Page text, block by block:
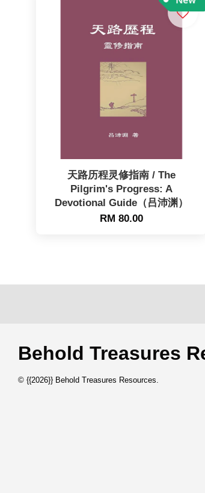
天路历程灵修指南 / The
Pilgrim's Progress: A
Devotional Guide（吕沛渊）
RM 80.00
Behold Treasures
© {{2026}} Behold Treasures Resources.